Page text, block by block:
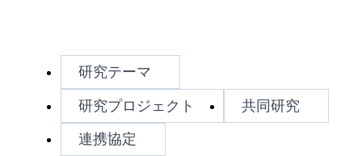
研究テーマ
研究プロジェクト 共同研究
連携協定